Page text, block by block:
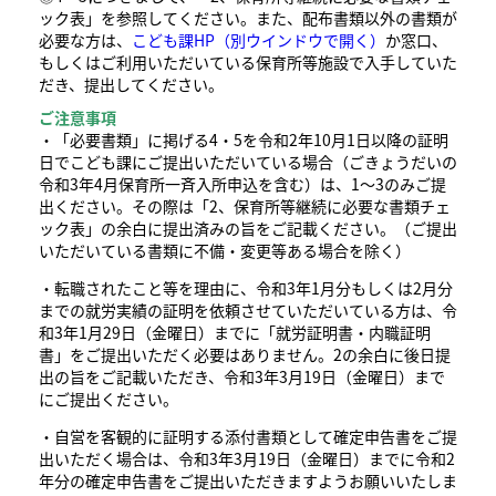
ック表」を参照してください。また、配布書類以外の書類が
必要な方は、 こども課HP （別ウインドウで開く） か窓口、
もしくはご利用いただいている保育所等施設で入手していた
だき、提出してください。
ご注意事項
・「必要書類」に掲げる4・5を令和2年10月1日以降の証明
日でこども課にご提出いただいている場合（ごきょうだいの
令和3年4月保育所一斉入所申込を含む）は、1～3のみご提
出ください。その際は「2、保育所等継続に必要な書類チェ
ック表」の余白に提出済みの旨をご記載ください。（ご提出
いただいている書類に不備・変更等ある場合を除く）
・転職されたこと等を理由に、令和3年1月分もしくは2月分
までの就労実績の証明を依頼させていただいている方は、令
和3年1月29日（金曜日）までに「就労証明書・内職証明
書」をご提出いただく必要はありません。2の余白に後日提
出の旨をご記載いただき、令和3年3月19日（金曜日）まで
にご提出ください。
・自営を客観的に証明する添付書類として確定申告書をご提
出いただく場合は、令和3年3月19日（金曜日）までに令和2
年分の確定申告書をご提出いただきますようお願いいたしま